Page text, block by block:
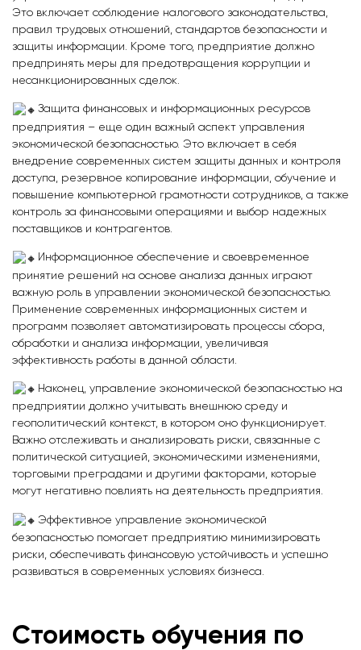
Это включает соблюдение налогового законодательства,
правил трудовых отношений, стандартов безопасности и
защиты информации. Кроме того, предприятие должно
предпринять меры для предотвращения коррупции и
несанкционированных сделок.
Защита финансовых и информационных ресурсов
предприятия – еще один важный аспект управления
экономической безопасностью. Это включает в себя
внедрение современных систем защиты данных и контроля
доступа, резервное копирование информации, обучение и
повышение компьютерной грамотности сотрудников, а также
контроль за финансовыми операциями и выбор надежных
поставщиков и контрагентов.
Информационное обеспечение и своевременное
принятие решений на основе анализа данных играют
важную роль в управлении экономической безопасностью.
Применение современных информационных систем и
программ позволяет автоматизировать процессы сбора,
обработки и анализа информации, увеличивая
эффективность работы в данной области.
Наконец, управление экономической безопасностью на
предприятии должно учитывать внешнюю среду и
геополитический контекст, в котором оно функционирует.
Важно отслеживать и анализировать риски, связанные с
политической ситуацией, экономическими изменениями,
торговыми преградами и другими факторами, которые
могут негативно повлиять на деятельность предприятия.
Эффективное управление экономической
безопасностью помогает предприятию минимизировать
риски, обеспечивать финансовую устойчивость и успешно
развиваться в современных условиях бизнеса.
Стоимость обучения по